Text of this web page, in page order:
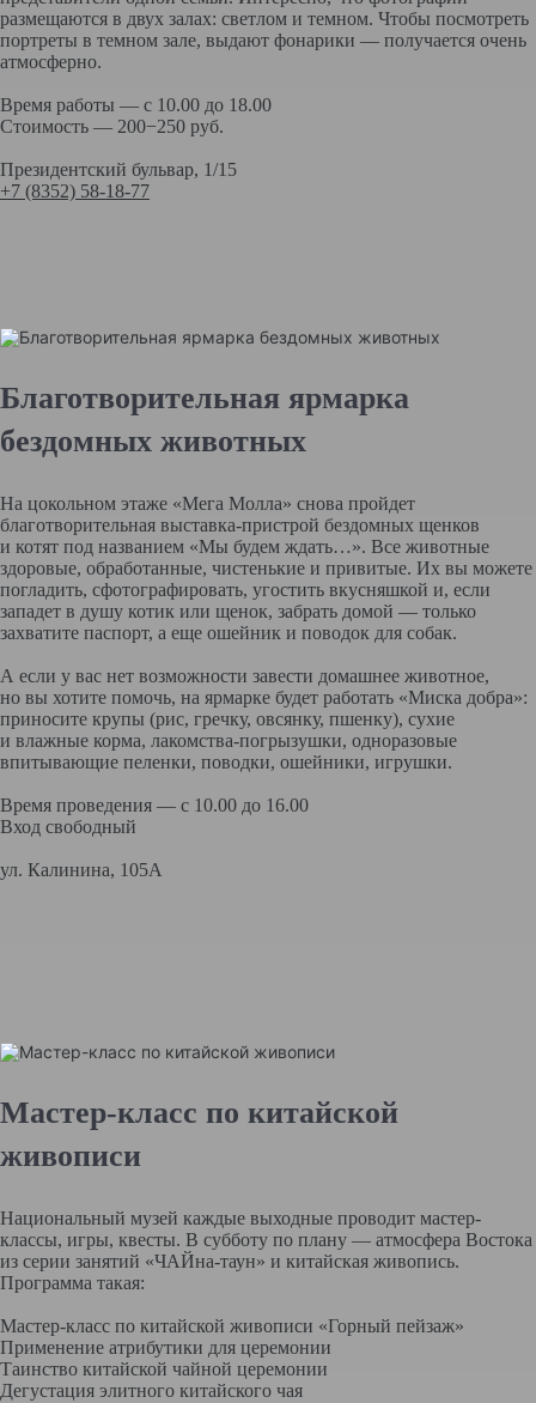
размещаются в двух залах: светлом и темном. Чтобы посмотреть
портреты в темном зале, выдают фонарики — получается очень
атмосферно.
Время работы — с 10.00 до 18.00
Стоимость — 200−250 руб.
Президентский бульвар, 1/15
+7 (8352) 58-18-77
Благотворительная ярмарка
бездомных животных
На цокольном этаже «Мега Молла» снова пройдет
благотворительная выставка-пристрой бездомных щенков
и котят под названием «Мы будем ждать…». Все животные
здоровые, обработанные, чистенькие и привитые. Их вы можете
погладить, сфотографировать, угостить вкусняшкой и, если
западет в душу котик или щенок, забрать домой — только
захватите паспорт, а еще ошейник и поводок для собак.
А если у вас нет возможности завести домашнее животное,
но вы хотите помочь, на ярмарке будет работать «Миска добра»:
приносите крупы (рис, гречку, овсянку, пшенку), сухие
и влажные корма, лакомства-погрызушки, одноразовые
впитывающие пеленки, поводки, ошейники, игрушки.
Время проведения — с 10.00 до 16.00
Вход свободный
ул. Калинина, 105А
Мастер-класс по китайской
живописи
Национальный музей каждые выходные проводит мастер-
классы, игры, квесты. В субботу по плану — атмосфера Востока
из серии занятий «ЧАЙна-таун» и китайская живопись.
Программа такая:
Мастер-класс по китайской живописи «Горный пейзаж»
Применение атрибутики для церемонии
Таинство китайской чайной церемонии
Дегустация элитного китайского чая